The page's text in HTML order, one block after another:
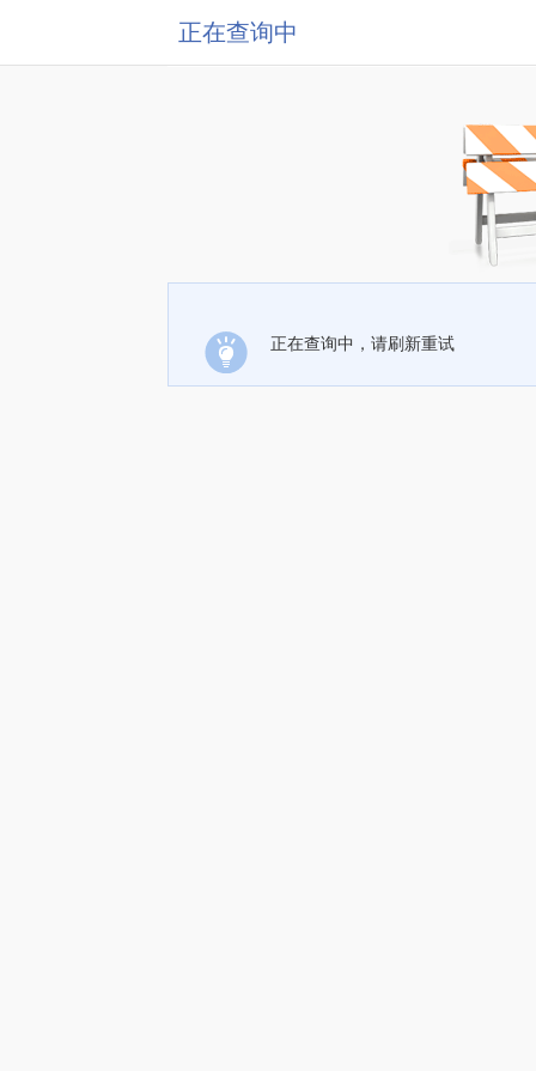
正在查询中
正在查询中，请刷新重试